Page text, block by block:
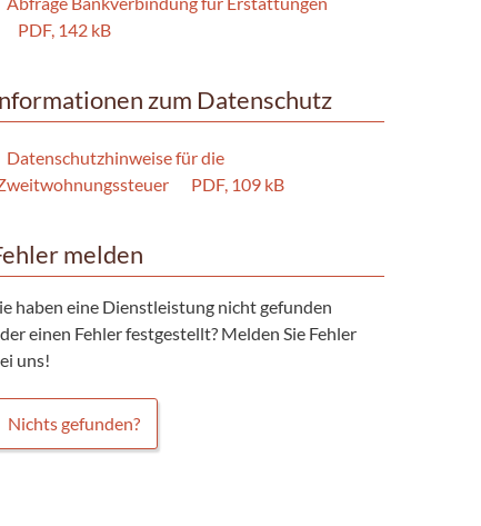
PDF, 142 kB
zum Datenschutz
Datenschutzhinweise für die
PDF, 109 kB
melden
haben eine Dienstleistung nicht gefunden
einen Fehler festgestellt? Melden Sie Fehler
uns!
Nichts gefunden?